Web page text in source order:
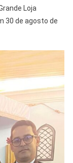
Loja
30 de agosto de